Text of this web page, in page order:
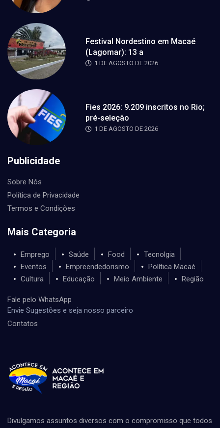
Festival Nordestino em Macaé
(Lagomar): 13 a
1 DE AGOSTO DE 2026
Fies 2026: 9.209 inscritos no Rio;
pré-seleção
1 DE AGOSTO DE 2026
Publicidade
Sobre Nós
Política de Privacidade
Termos e Condições
Mais Categoria
Emprego Saúde Food
Tecnolgia
Eventos
Empreendedorismo
Política Macaé
Cultura
Educação Meio Ambiente Região
Fale pelo WhatsApp
Envie Sugestões e seja nosso parceiro
Contatos
Divulgamos assuntos diversos com o compromisso que todos